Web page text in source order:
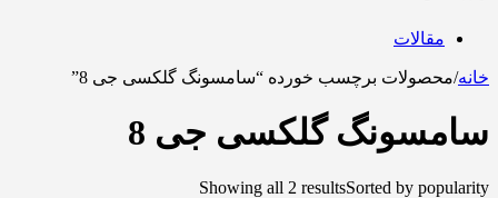
مقالات
خانه/محصولات برچسب خورده “سامسونگ گلکسی جی 8”
سامسونگ گلکسی جی 8
Showing all 2 resultsSorted by popularity